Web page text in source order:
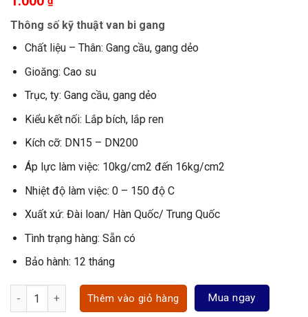
Thông số kỹ thuật van bi gang
Chất liệu – Thân: Gang cầu, gang dẻo
Gioăng: Cao su
Trục, ty: Gang cầu, gang dẻo
Kiểu kết nối: Lắp bích, lắp ren
Kích cỡ: DN15 – DN200
Áp lực làm việc: 10kg/cm2 đến 16kg/cm2
Nhiệt độ làm việc: 0 – 150 độ C
Xuất xứ: Đài loan/ Hàn Quốc/ Trung Quốc
Tình trạng hàng: Sẵn có
Bảo hành: 12 tháng
Van bi gang số lượng
Thêm vào giỏ hàng Mua ngay